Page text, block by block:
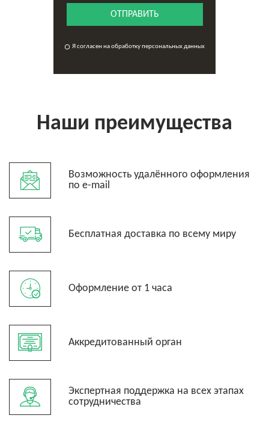
ОТПРАВИТЬ
Я согласен на обработку персональных данных
Наши преимущества
Возможность удалённого оформления
по e-mail
Бесплатная доставка по всему миру
Оформление от 1 часа
Аккредитованный орган
Экспертная поддержка на всех этапах
сотрудничества